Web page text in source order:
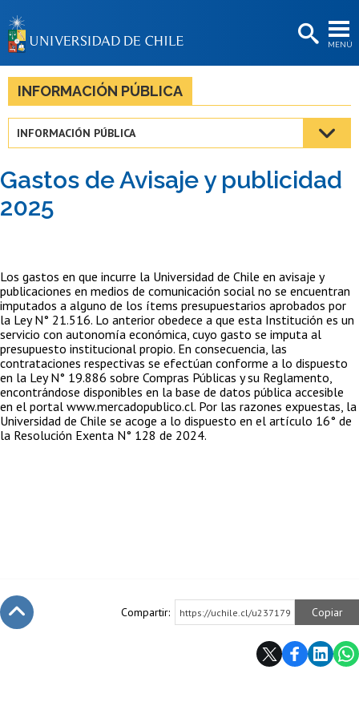
MENÚ
BIBLIOTECAS
LA UNIVERSIDAD
Estudiantes
Académicas/os
INFORMACIÓN PÚBLICA
INFORMACIÓN PÚBLICA
Gastos de Avisaje y publicidad
2025
Los gastos en que incurre la Universidad de Chile en avisaje y
publicaciones en medios de comunicación social no se encuentran
imputados a alguno de los ítems presupuestarios aprobados por
la Ley N° 21.516. Lo anterior obedece a que esta Institución es un
servicio con autonomía económica, cuyo gasto se imputa al
presupuesto institucional propio. En consecuencia, las
contrataciones respectivas se efectúan conforme a lo dispuesto
en la Ley N° 19.886 sobre Compras Públicas y su Reglamento,
encontrándose disponibles en la base de datos pública accesible
en el portal www.mercadopublico.cl. Por las razones expuestas, la
Universidad de Chile se acoge a lo dispuesto en el artículo 16° de
la Resolución Exenta N° 128 de 2024.
Compartir: https://uchile.cl/u237179 Copiar